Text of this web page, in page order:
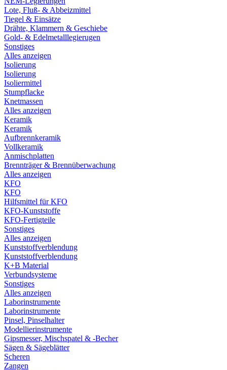
Lote, Fluß- & Abbeizmittel
Tiegel & Einsätze
Drähte, Klammern & Geschiebe
Gold- & Edelmetalllegierugen
Sonstiges
Alles anzeigen
Isolierung
Isolierung
Isoliermittel
Stumpflacke
Knetmassen
Alles anzeigen
Keramik
Keramik
Aufbrennkeramik
Vollkeramik
Anmischplatten
Brennträger & Brennüberwachung
Alles anzeigen
KFO
KFO
Hilfsmittel für KFO
KFO-Kunststoffe
KFO-Fertigteile
Sonstiges
Alles anzeigen
Kunststoffverblendung
Kunststoffverblendung
K+B Material
Verbundsysteme
Sonstiges
Alles anzeigen
Laborinstrumente
Laborinstrumente
Pinsel, Pinselhalter
Modellierinstrumente
Gipsmesser, Mischspatel & -Becher
Sägen & Sägeblätter
Scheren
Zangen